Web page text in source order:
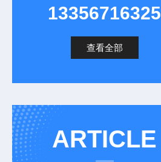
13356716325
查看全部
ARTICLE